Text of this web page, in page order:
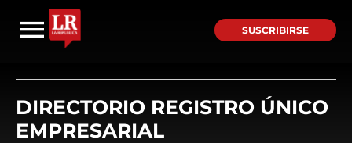
SUSCRIBIRSE
DIRECTORIO REGISTRO ÚNICO
EMPRESARIAL